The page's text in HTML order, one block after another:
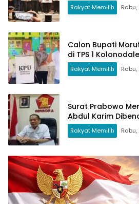
Rakyat Memilih
Calon Bupati
di TPS 1 Kolonodale
Rakyat Memilih
Surat Prabowo
Abdul Karim
Rakyat Memilih